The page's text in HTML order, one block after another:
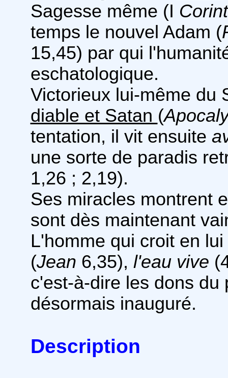
Sagesse même (I
temps le nouvel Adam (
15,45) par qui
eschatologique.
Victorieux lui-même du
diable et Satan (
tentation, il vit ensuite
une sorte de paradis
1,26 ; 2,19).
Ses miracles montrent
sont dès maintenant
L'homme qui croit en
(Jean 6,35), l'eau vive
c'est-à-dire les dons du
désormais inauguré.
Description